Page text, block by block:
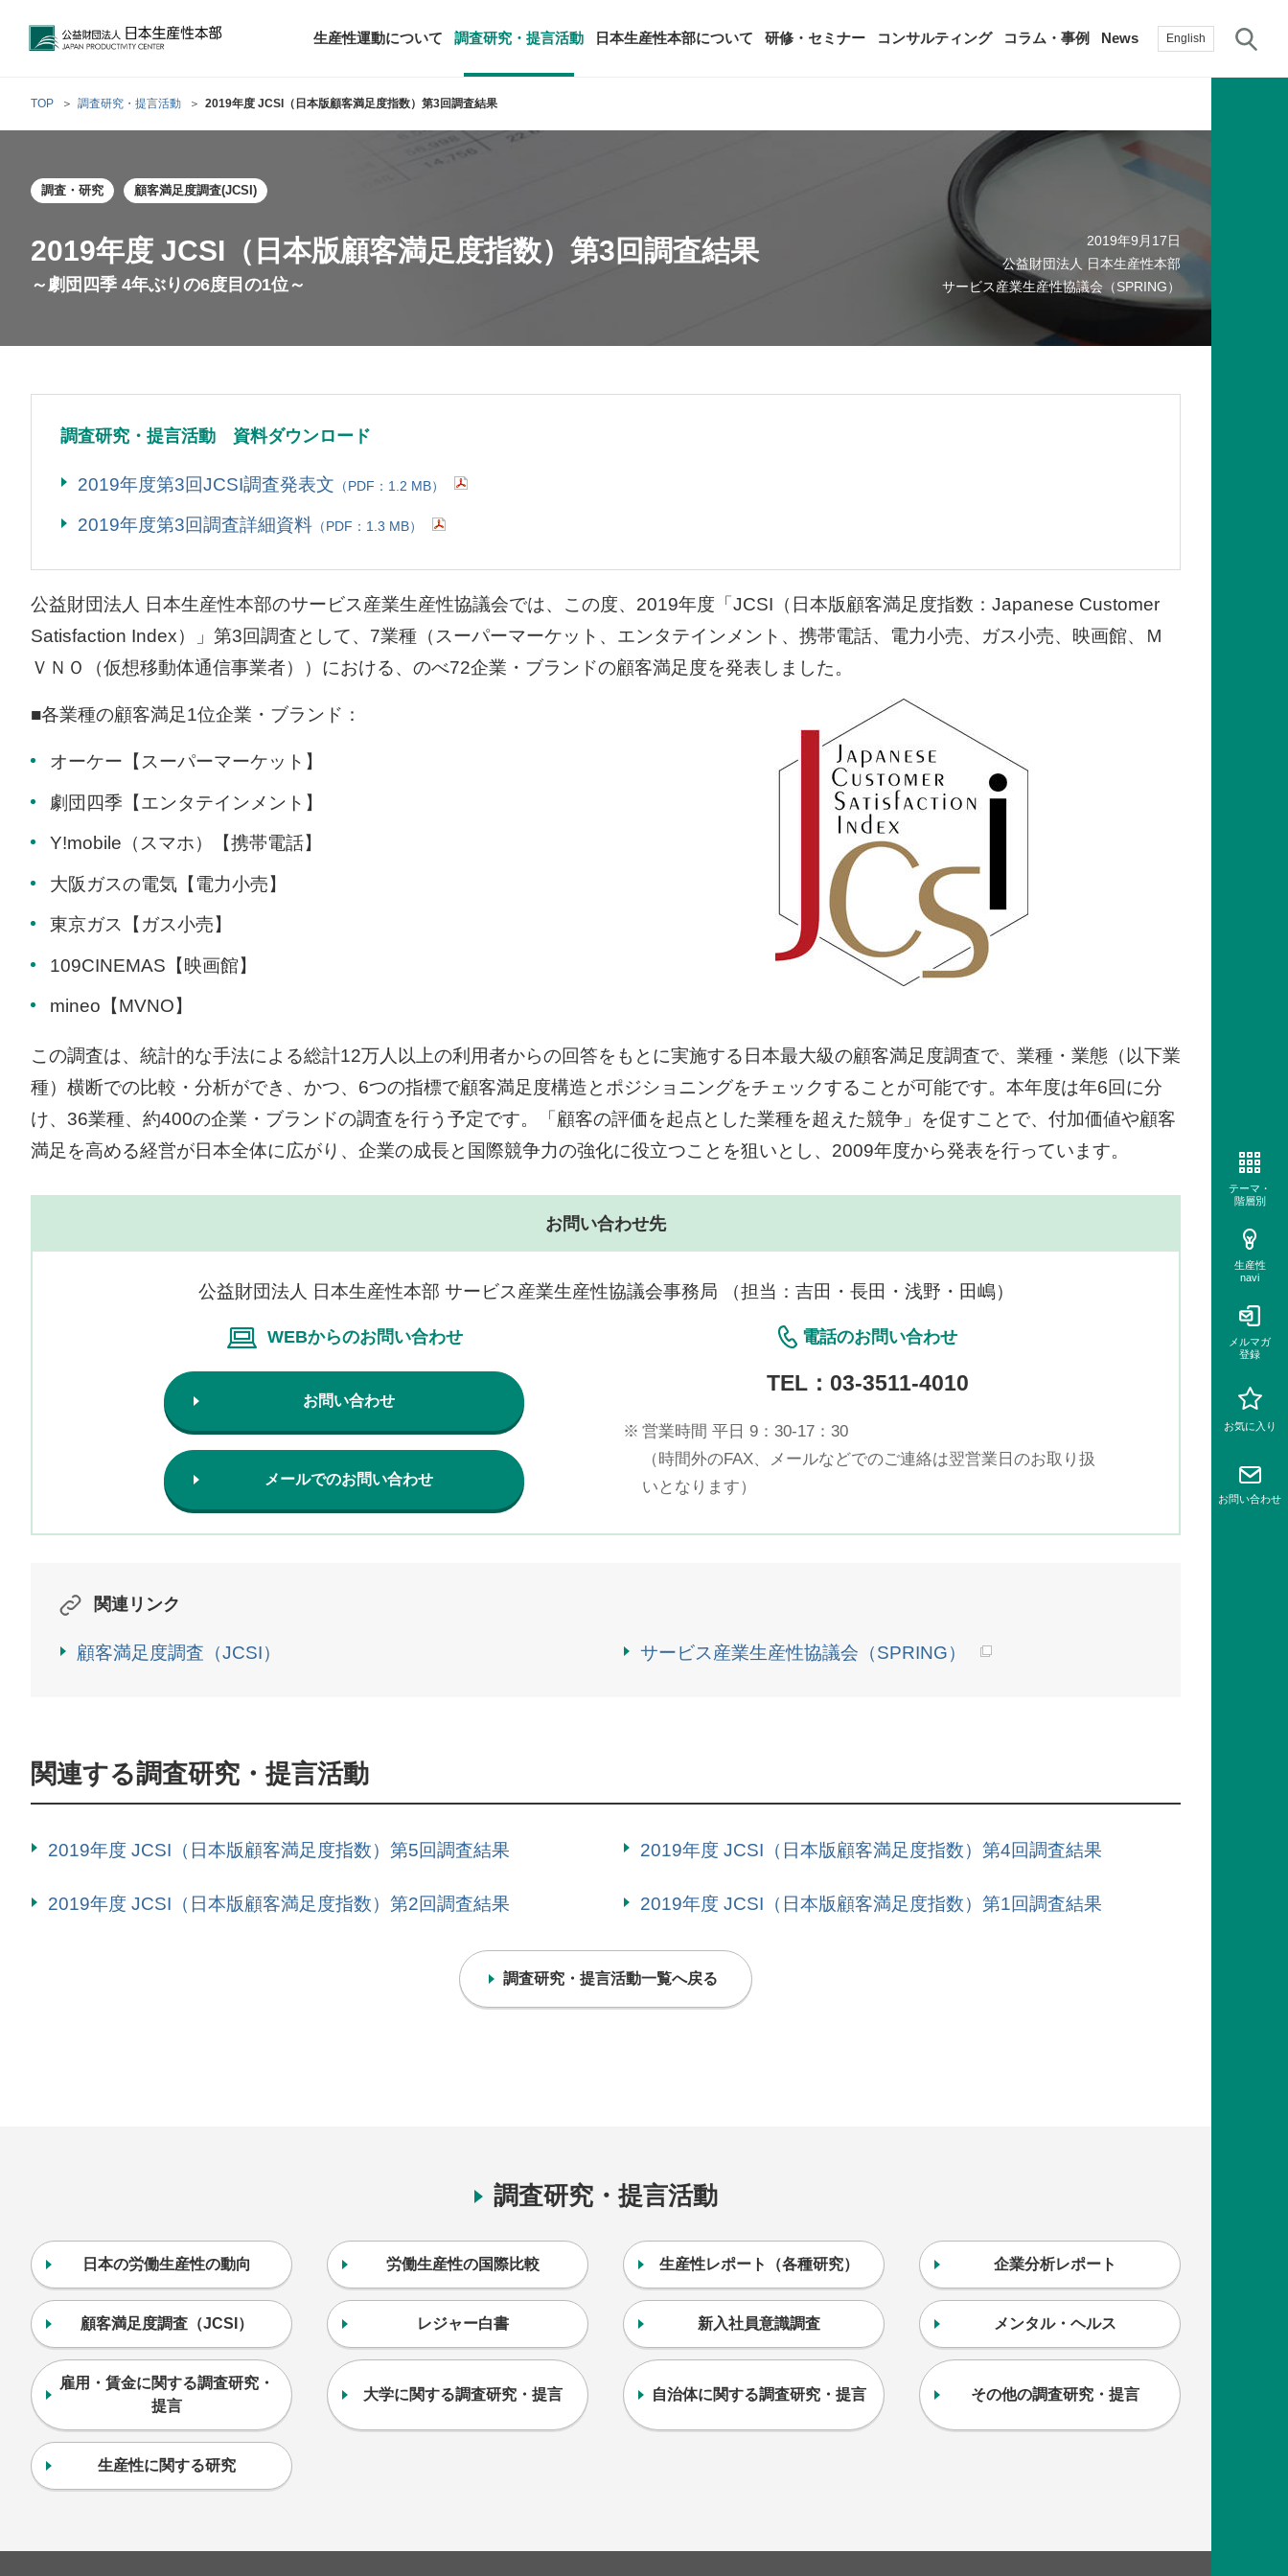
公益財団法人日本生産性本部 English
生産性運動について
調査研究・提言活動 日本生産性本部について 研修・セミナー コンサルティング コラム・事例 News
生産性運動
トップメッセージ
生産性運動とは 国際連携・国際交流活動
過去の活動実績
生産性新聞
綱領・宣言集
生産性白書
生産性に関する研究 レジャー白書
自治体に関する調査研究・提言
その他の調査研究・提言
日本生産性本部
定款および業務・財務に関する資料 アクセス
賛助会員
採用情報
手帳
テーマ別研修 オーダーメイド研修（企業内研修）
お客さまの声
TOP 調査研究・提言活動 2019年度 JCSI（日本版顧客満足度指数）第3回調査結果
調査・研究 顧客満足度調査(JCSI)
2019年度 JCSI（日本版顧客満足度指数）第3回調査結果
～劇団四季 4年ぶりの6度目の1位～
2019年9月17日
公益財団法人 日本生産性本部
サービス産業生産性協議会（SPRING）
調査研究・提言活動 資料ダウンロード
2019年度第3回JCSI調査発表文 （PDF：1.2 MB）
2019年度第3回調査詳細資料 （PDF：1.3 MB）
公益財団法人 日本生産性本部のサービス産業生産性協議会では、この度、2019年度「JCSI（日本版顧客満足度指数：Japanese Customer
Satisfaction Index）」第3回調査として、7業種（スーパーマーケット、エンタテインメント、携帯電話、電力小売、ガス小売、映画館、Ｍ
ＶＮＯ（仮想移動体通信事業者））における、のべ72企業・ブランドの顧客満足度を発表しました。
■各業種の顧客満足1位企業・ブランド：
オーケー【スーパーマーケット】
劇団四季【エンタテインメント】
Y!mobile（スマホ）【携帯電話】
大阪ガスの電気【電力小売】
東京ガス【ガス小売】
109CINEMAS【映画館】
mineo【MVNO】
この調査は、統計的な手法による総計12万人以上の利用者からの回答をもとに実施する日本最大級の顧客満足度調査で、業種・業態（以下業
種）横断での比較・分析ができ、かつ、6つの指標で顧客満足度構造とポジショニングをチェックすることが可能です。本年度は年6回に分
け、36業種、約400の企業・ブランドの調査を行う予定です。「顧客の評価を起点とした業種を超えた競争」を促すことで、付加価値や顧客
満足を高める経営が日本全体に広がり、企業の成長と国際競争力の強化に役立つことを狙いとし、2009年度から発表を行っています。
お問い合わせ先
公益財団法人 日本生産性本部 サービス産業生産性協議会事務局 （担当：吉田・長田・浅野・田嶋）
WEBからのお問い合わせ
お問い合わせ
メールでのお問い合わせ
電話のお問い合わせ
TEL： 03-3511-4010
※ 営業時間 平日 9：30-17：30
（時間外のFAX、メールなどでのご連絡は翌営業日のお取り扱
いとなります）
関連リンク
顧客満足度調査（JCSI） サービス産業生産性協議会（SPRING）
関連する調査研究・提言活動
2019年度 JCSI（日本版顧客満足度指数）第5回調査結果 2019年度 JCSI（日本版顧客満足度指数）第4回調査結果
2019年度 JCSI（日本版顧客満足度指数）第2回調査結果 2019年度 JCSI（日本版顧客満足度指数）第1回調査結果
調査研究・提言活動一覧へ戻る
調査研究・提言活動
日本の労働生産性の動向 労働生産性の国際比較 生産性レポート（各種研究） 企業分析レポート
顧客満足度調査（JCSI） レジャー白書 新入社員意識調査 メンタル・ヘルス
雇用・賃金に関する調査研究・
提言
大学に関する調査研究・提言 自治体に関する調査研究・提言 その他の調査研究・提言
生産性に関する研究
テーマ・
階層別
生産性
navi
メルマガ
登録
お気に入り
お問い合わせ